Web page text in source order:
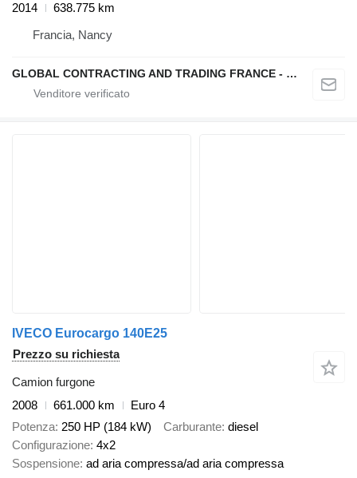
2014
638.775 km
Francia, Nancy
GLOBAL CONTRACTING AND TRADING FRANCE - GCTF
IVECO Eurocargo 140E25
Prezzo su richiesta
Camion furgone
2008
661.000 km
Euro 4
Potenza 250 HP (184 kW) Carburante diesel
Configurazione 4x2
Sospensione ad aria compressa/ad aria compressa